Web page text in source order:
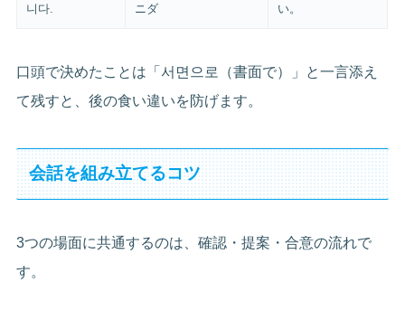
니다.
ニダ
い。
口頭で決めたことは「서면으로（書面で）」と一言添え
て残すと、後の食い違いを防げます。
会話を組み立てるコツ
3つの場面に共通するのは、確認・提案・合意の流れで
す。